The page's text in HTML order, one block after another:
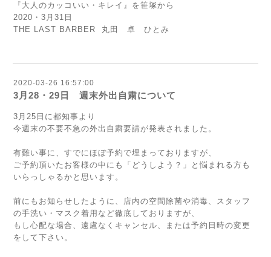
『大人のカッコいい・キレイ』を笹塚から
2020・3月31日
THE LAST BARBER 丸田 卓 ひとみ
2020-03-26 16:57:00
3月28・29日 週末外出自粛について
3月25日に都知事より
今週末の不要不急の外出自粛要請が発表されました。
有難い事に、すでにほぼ予約で埋まっておりますが、
ご予約頂いたお客様の中にも「どうしよう？」と悩まれる方も
いらっしゃるかと思います。
前にもお知らせしたように、店内の空間除菌や消毒、スタッフ
の手洗い・マスク着用など徹底しておりますが、
もし心配な場合、遠慮なくキャンセル、または予約日時の変更
をして下さい。